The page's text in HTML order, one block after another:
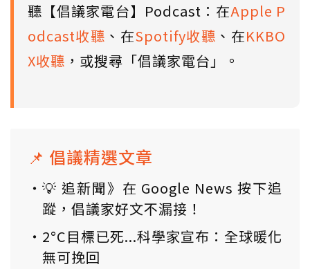
聽【倡議家電台】Podcast：在Apple P
odcast收聽 、在Spotify收聽 、在KKBO
X收聽 ，或搜尋「倡議家電台」。
📌 倡議精選文章
💡 追新聞》在 Google News 按下追
蹤，倡議家好文不漏接！
2°C目標已死...科學家宣布：全球暖化
無可挽回